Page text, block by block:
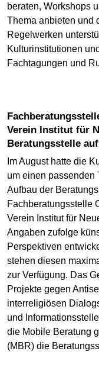
beraten, Workshops
Thema anbieten und
Regelwerken
Kulturinstitutionen
Fachtagungen und
Fachberatungsstelle Ofek gegen Antisemitismus und
Verein Institut für
Beratungsstelle auf
Im August hatte die
um einen passenden
Aufbau der
Fachberatungsstelle
Verein Institut für
Angaben zufolge
Perspektiven
stehen diesen
zur Verfügung. Das
Projekte gegen
interreligiösen
und
die Mobile Beratung
(MBR) die